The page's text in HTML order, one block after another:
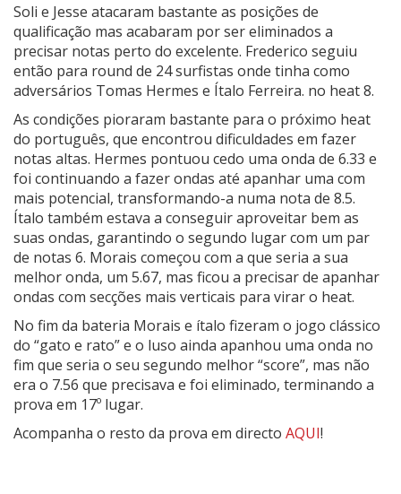
Soli e Jesse atacaram bastante as posições de
qualificação mas acabaram por ser eliminados a
precisar notas perto do excelente. Frederico seguiu
então para round de 24 surfistas onde tinha como
adversários Tomas Hermes e Ítalo Ferreira. no heat 8.
As condições pioraram bastante para o próximo heat
do português, que encontrou dificuldades em fazer
notas altas. Hermes pontuou cedo uma onda de 6.33 e
foi continuando a fazer ondas até apanhar uma com
mais potencial, transformando-a numa nota de 8.5.
Ítalo também estava a conseguir aproveitar bem as
suas ondas, garantindo o segundo lugar com um par
de notas 6. Morais começou com a que seria a sua
melhor onda, um 5.67, mas ficou a precisar de apanhar
ondas com secções mais verticais para virar o heat.
No fim da bateria Morais e ítalo fizeram o jogo clássico
do “gato e rato” e o luso ainda apanhou uma onda no
fim que seria o seu segundo melhor “score”, mas não
era o 7.56 que precisava e foi eliminado, terminando a
prova em 17º lugar.
Acompanha o resto da prova em directo AQUI!